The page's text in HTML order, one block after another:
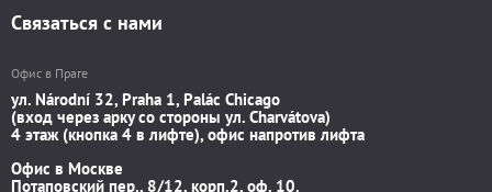
Связаться с нами
Офис в Праге
ул. Národní 32, Praha 1, Palác Chicago
(вход через арку со стороны ул. Charvátova)
4 этаж (кнопка 4 в лифте), офис напротив лифта
Офис в Москве
Потаповский пер., 8/12, корп.2, оф. 10.